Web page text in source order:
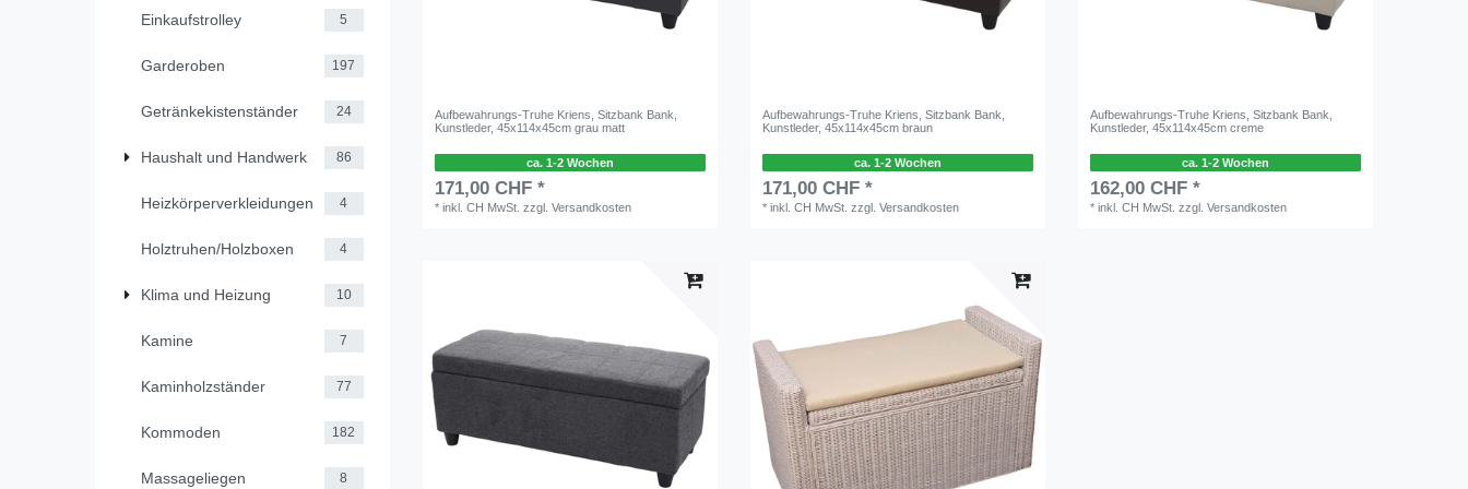
Einkaufstrolley 5
Garderoben 197
Getränkekistenständer 24
Haushalt und Handwerk 86
Heizkörperverkleidungen 4
Holztruhen/Holzboxen 4
Klima und Heizung 10
Kamine 7
Kaminholzständer 77
Kommoden 182
Massageliegen 8
Aufbewahrungs-Truhe Kriens, Sitzbank Bank,
Kunstleder, 45x114x45cm grau matt
ca. 1-2 Wochen
171,00 CHF *
*inkl. CH MwSt. zzgl.Versandkosten
Aufbewahrungs-Truhe Kriens, Sitzbank Bank,
Kunstleder, 45x114x45cm braun
ca. 1-2 Wochen
171,00 CHF *
*inkl. CH MwSt. zzgl.Versandkosten
Aufbewahrungs-Truhe Kriens, Sitzbank Bank,
Kunstleder, 45x114x45cm creme
ca. 1-2 Wochen
162,00 CHF *
*inkl. CH MwSt. zzgl.Versandkosten